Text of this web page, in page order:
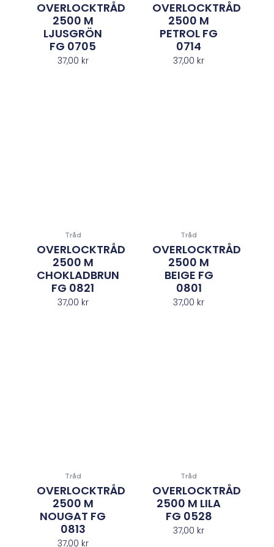
OVERLOCKTRÅD
2500 M
LJUSGRÖN
FG 0705
37,00 kr
OVERLOCKTRÅD
2500 M
PETROL FG
0714
37,00 kr
Tråd
OVERLOCKTRÅD
2500 M
CHOKLADBRUN
FG 0821
37,00 kr
Tråd
OVERLOCKTRÅD
2500 M
BEIGE FG
0801
37,00 kr
Tråd
OVERLOCKTRÅD
2500 M
NOUGAT FG
0813
37,00 kr
Tråd
OVERLOCKTRÅD
2500 M LILA
FG 0528
37,00 kr